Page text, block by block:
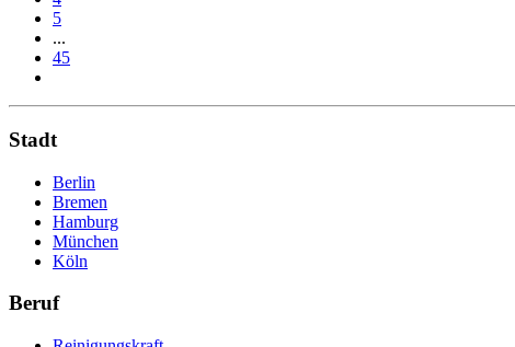
5
...
45
Stadt
Berlin
Bremen
Hamburg
München
Köln
Beruf